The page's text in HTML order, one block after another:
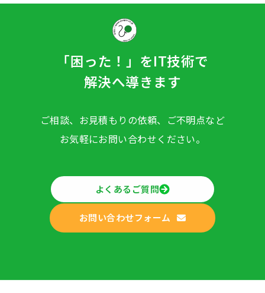
「困った！」をIT技術で
解決へ導きます
ご相談、お見積もりの依頼、ご不明点など
お気軽にお問い合わせください。
よくあるご質問
お問い合わせフォーム